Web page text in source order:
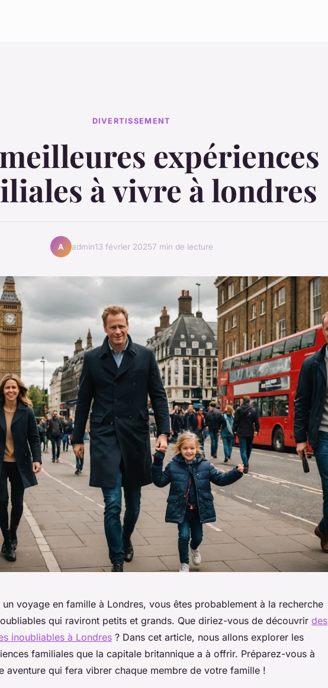
DIVERTISSEMENT
expériences
à vivre à londres
A admin13 février 20257 min de lecture
voyage en famille à Londres, vous êtes probablement à la recherche
qui raviront petits et grands. Que diriez-vous de découvrir des
inoubliables à Londres ? Dans cet article, nous allons explorer les
familiales que la capitale britannique a à offrir. Préparez-vous à
aventure qui fera vibrer chaque membre de votre famille !